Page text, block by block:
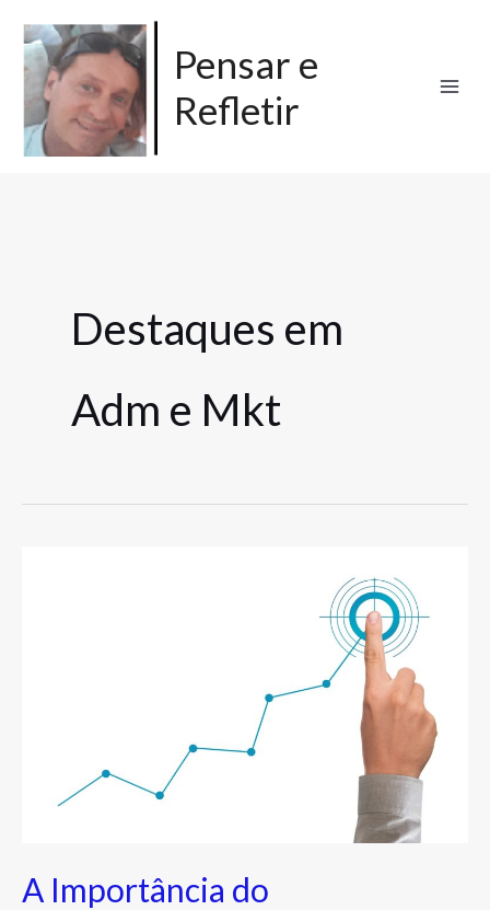
para
conteúdo
Pensar e
Refletir
Destaques em
Adm e Mkt
A Importância do
Sucesso
Profissional